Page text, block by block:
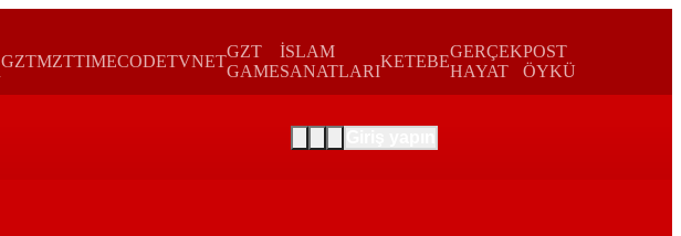
GZTMZTTIMECODETVNET
GZT
GAME
İSLAM
SANATLARI
KETEBE
GERÇEK
HAYAT
POST
ÖYKÜ